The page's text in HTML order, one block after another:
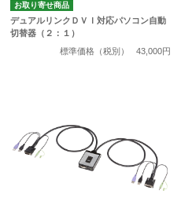
お取り寄せ商品
デュアルリンクＤＶＩ対応パソコン自動
切替器（２：１）
標準価格（税別）
43,000円